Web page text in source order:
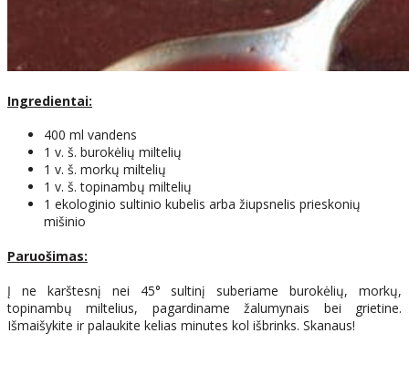
Ingredientai:
400 ml vandens
1 v. š. burokėlių miltelių
1 v. š. morkų miltelių
1 v. š. topinambų miltelių
1 ekologinio sultinio kubelis arba žiupsnelis prieskonių
mišinio
Paruošimas:
Į ne karštesnį nei 45° sultinį suberiame burokėlių, morkų,
topinambų miltelius, pagardiname žalumynais bei grietine.
Išmaišykite ir palaukite kelias minutes kol išbrinks. Skanaus!